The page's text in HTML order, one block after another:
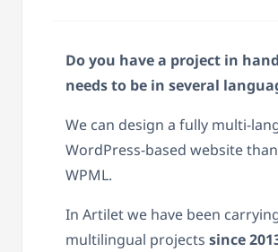
Do you have a project in
needs to be in several
We can design a fully multi-
WordPress-based website
WPML.
In Artilet we have been
multilingual projects since